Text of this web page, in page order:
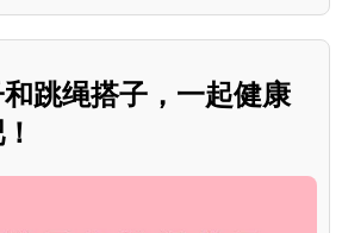
跳绳搭子，一起健康